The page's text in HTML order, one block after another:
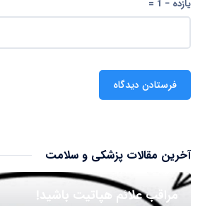
یازده − 1 =
آخرین مقالات پزشکی و سلامت
مراقب علائم هپاتیت باشید!